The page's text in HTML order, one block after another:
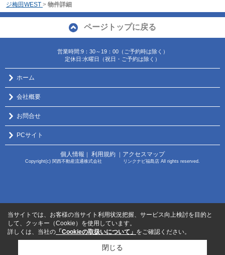
ジ梅田WEST > 物件詳細
ページトップに戻る
営業時間:9：30～19：00（ご予約時は除く）
定休日:水曜日（祝日・ご予約は除く）
ホーム
会社概要
お問合せ
PCサイト
個人情報 ｜ 利用規約 ｜ アクセスマップ
Copyright(c) 関西不動産流通株式会社 リンクナビ福島店 All rights reserved.
当サイトでは、お客様の当サイト利用状況把握、サービス向上検討を目的と
して、クッキー（Cookie）を使用しています。
詳しくは、当社の 「Cookieの取扱いについて」 をご確認ください。
閉じる